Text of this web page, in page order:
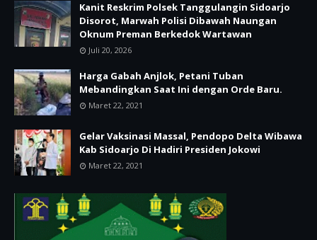
Kanit Reskrim Polsek Tanggulangin Sidoarjo
Disorot, Marwah Polisi Dibawah Naungan
Oknum Preman Berkedok Wartawan
Juli 20, 2026
Harga Gabah Anjlok, Petani Tuban
Mebandingkan Saat Ini dengan Orde Baru.
Maret 22, 2021
Gelar Vaksinasi Massal, Pendopo Delta Wibawa
Kab Sidoarjo Di Hadiri Presiden Jokowi
Maret 22, 2021